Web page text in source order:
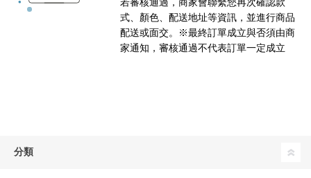
若審核通過，商家會聯繫您再次確認款
式、顏色、配送地址等資訊，並進行商品
配送或面交。※最終訂單成立與否須由商
家通知，審核通過不代表訂單一定成立
分類